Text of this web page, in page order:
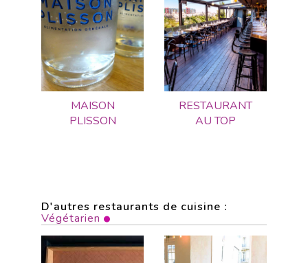
MAISON
PLISSON
RESTAURANT
AU TOP
D'autres restaurants de cuisine :
Végétarien